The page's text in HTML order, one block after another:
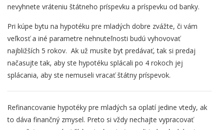
nevyhnete vráteniu štátneho príspevku a príspevku od banky.
Pri kúpe bytu na hypotéku pre mladých dobre zvážte, či vám
veľkosť a iné parametre nehnuteľnosti budú vyhovovať
najbližších 5 rokov. Ak už musíte byt predávať, tak si predaj
načasujte tak, aby ste hypotéku splácali po 4 rokoch jej
splácania, aby ste nemuseli vracať štátny príspevok.
Refinancovanie hypotéky pre mladých sa oplatí jedine vtedy, ak
to dáva finančný zmysel. Preto si vždy nechajte vypracovať